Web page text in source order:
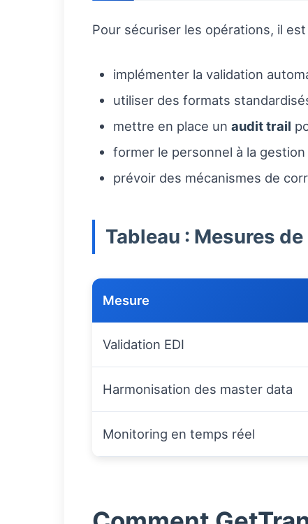
Pour sécuriser les opérations, il
implémenter la validation
utiliser des formats
mettre en place un audit trail
former le personnel à la
prévoir des mécanismes de
Tableau : Mesures
Mesure
Validation EDI
Harmonisation des master data
Monitoring en temps réel